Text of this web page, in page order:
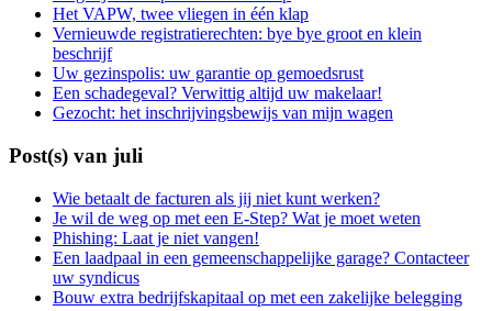
Het VAPW, twee vliegen in één klap
Vernieuwde registratierechten: bye bye groot en klein
beschrijf
Uw gezinspolis: uw garantie op gemoedsrust
Een schadegeval? Verwittig altijd uw makelaar!
Gezocht: het inschrijvingsbewijs van mijn wagen
Post(s) van juli
Wie betaalt de facturen als jij niet kunt werken?
Je wil de weg op met een E-Step? Wat je moet weten
Phishing: Laat je niet vangen!
Een laadpaal in een gemeenschappelijke garage? Contacteer
uw syndicus
Bouw extra bedrijfskapitaal op met een zakelijke belegging